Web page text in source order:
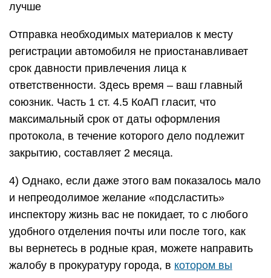
лучше
Отправка необходимых материалов к месту
регистрации автомобиля не приостанавливает
срок давности привлечения лица к
ответственности. Здесь время – ваш главный
союзник. Часть 1 ст. 4.5 КоАП гласит, что
максимальный срок от даты оформления
протокола, в течение которого дело подлежит
закрытию, составляет 2 месяца.
4) Однако, если даже этого вам показалось мало
и непреодолимое желание «подсластить»
инспектору жизнь вас не покидает, то с любого
удобного отделения почты или после того, как
вы вернетесь в родные края, можете направить
жалобу в прокуратуру города, в котором вы